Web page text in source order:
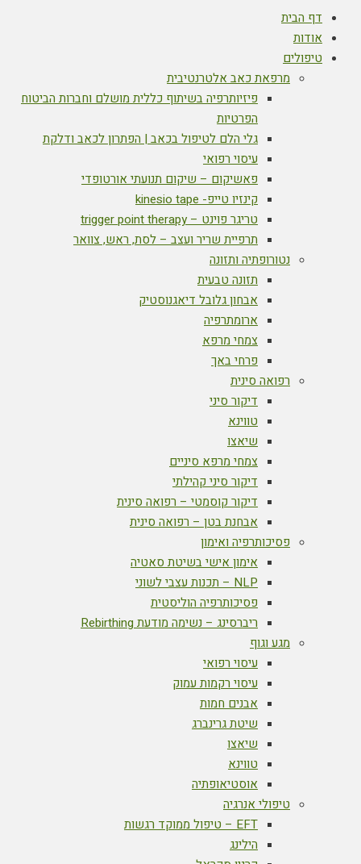
דף הבית
אודות
טיפולים
מרפאת כאב אלטרנטיבית
פיזיותרפיה בשיתוף כללית מושלם וחברות הביטוח
הפרטיות
גלי הלם לטיפול בכאב | הפתרון לכאב ודלקת
עיסוי רפואי
פאשיקום – שיקום תנועתי אורטופדי
קינזיו טייפ- kinesio tape
טריגר פוינט – trigger point therapy
תרפיית שריר ועצב – לסת, ראש, צוואר
נטורופתיה ותזונה
תזונה טבעית
אבחון גלובל דיאגנוסטיק
ארומתרפיה
צמחי מרפא
פרחי באך
רפואה סינית
דיקור סיני
טווינא
שיאצו
צמחי מרפא סיניים
דיקור סיני קהילתי
דיקור קוסמטי – רפואה סינית
אבחנת בטן – רפואה סינית
פסיכותרפיה ואימון
אימון אישי בשיטת סאטיה
NLP – תכנות עצבי לשוני
פסיכותרפיה הוליסטית
ריברסינג – נשימה מודעת Rebirthing
מגע וגוף
עיסוי רפואי
עיסוי רקמות עמוק
אבנים חמות
שיטת גרינברג
שיאצו
טווינא
אוסטיאופתיה
טיפולי אנרגיה
EFT – טיפול ממוקד רגשות
הילינג